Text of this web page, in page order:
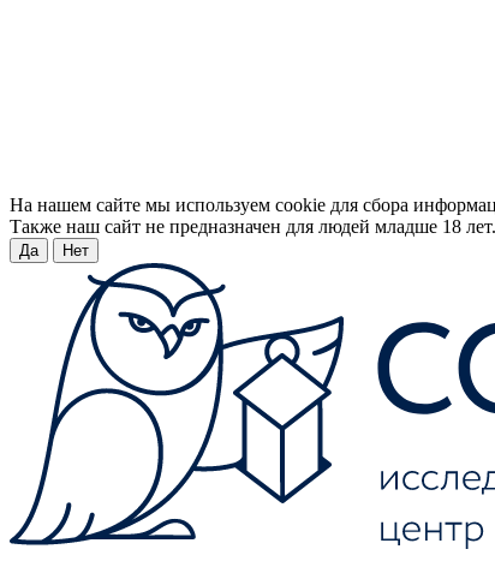
На нашем сайте мы используем cookie для сбора
Также наш сайт не предназначен для людей младше 18
Да Нет